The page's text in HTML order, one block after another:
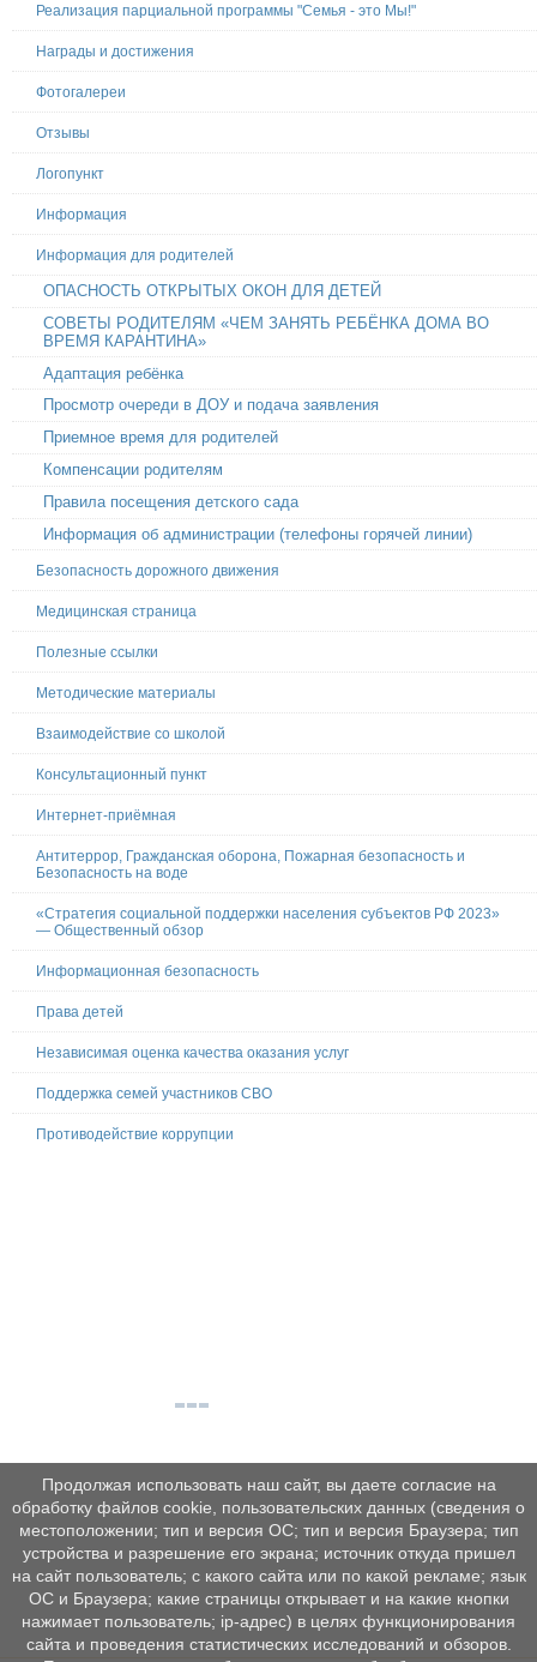
Реализация парциальной программы "Семья - это Мы!"
Награды и достижения
Фотогалереи
Отзывы
Логопункт
Информация
Информация для родителей
ОПАСНОСТЬ ОТКРЫТЫХ ОКОН ДЛЯ ДЕТЕЙ
СОВЕТЫ РОДИТЕЛЯМ «ЧЕМ ЗАНЯТЬ РЕБЁНКА ДОМА ВО
ВРЕМЯ КАРАНТИНА»
Адаптация ребёнка
Просмотр очереди в ДОУ и подача заявления
Приемное время для родителей
Компенсации родителям
Правила посещения детского сада
Информация об администрации (телефоны горячей линии)
Безопасность дорожного движения
Медицинская страница
Полезные ссылки
Методические материалы
Взаимодействие со школой
Консультационный пункт
Интернет-приёмная
Антитеррор, Гражданская оборона, Пожарная безопасность и
Безопасность на воде
«Стратегия социальной поддержки населения субъектов РФ 2023»
— Общественный обзор
Информационная безопасность
Права детей
Независимая оценка качества оказания услуг
Поддержка семей участников СВО
Противодействие коррупции
Продолжая использовать наш сайт, вы даете согласие на
обработку файлов cookie, пользовательских данных (сведения о
местоположении; тип и версия ОС; тип и версия Браузера; тип
устройства и разрешение его экрана; источник откуда пришел
на сайт пользователь; с какого сайта или по какой рекламе; язык
ОС и Браузера; какие страницы открывает и на какие кнопки
нажимает пользователь; ip-адрес) в целях функционирования
сайта и проведения статистических исследований и обзоров.